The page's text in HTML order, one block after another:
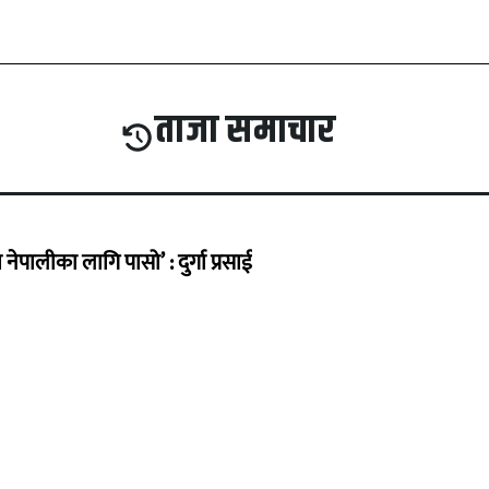
ताजा समाचार
लागि पासो’ : दुर्गा प्रसाई